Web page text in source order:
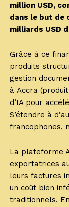
million USD,
dans le but de
milliards USD
Grâce à ce
produits
gestion
à Accra
d’IA pour
S’étendre à
francophones,
La plateforme
exportatrices
leurs factures
un coût bien
traditionnels.